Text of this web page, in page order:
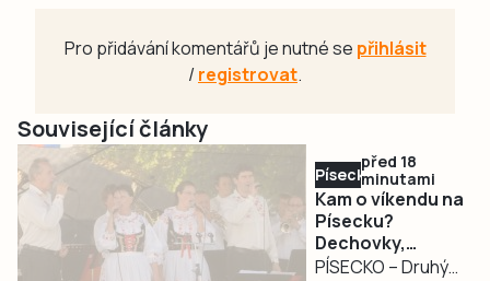
Pro přidávání komentářů je nutné se přihlásit
/registrovat.
Související články
Písecko
před 18
minutami
Kam o víkendu na
Písecku?
Dechovky,
pohádkový les,
PÍSECKO – Druhý